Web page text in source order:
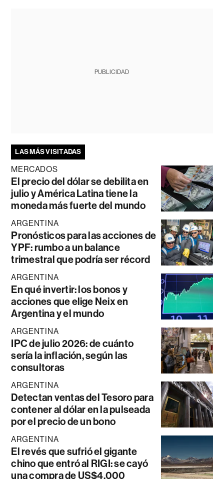
PUBLICIDAD
LAS MÁS VISITADAS
MERCADOS
El precio del dólar se debilita en
julio y América Latina tiene la
moneda más fuerte del mundo
ARGENTINA
Pronósticos para las acciones de
YPF: rumbo a un balance
trimestral que podría ser récord
ARGENTINA
En qué invertir: los bonos y
acciones que elige Neix en
Argentina y el mundo
ARGENTINA
IPC de julio 2026: de cuánto
sería la inflación, según las
consultoras
ARGENTINA
Detectan ventas del Tesoro para
contener al dólar en la pulseada
por el precio de un bono
ARGENTINA
El revés que sufrió el gigante
chino que entró al RIGI: se cayó
una compra de US$4.000